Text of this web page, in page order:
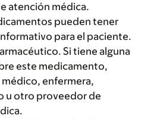
atención médica.
pueden tener
para el paciente.
Si tiene alguna
este medicamento,
médico, enfermera,
u otro proveedor de